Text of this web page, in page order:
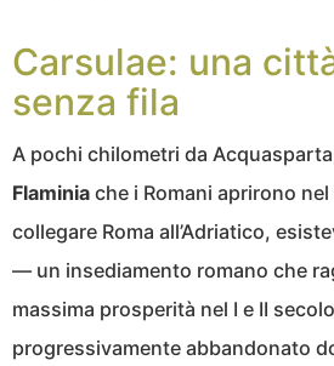
Carsulae: una
senza fila
A pochi chilometri da
Flaminia che i Romani aprirono nel
collegare Roma all’Adriatico,
— un insediamento romano che
massima prosperità nel I e II
progressivamente abbandonato